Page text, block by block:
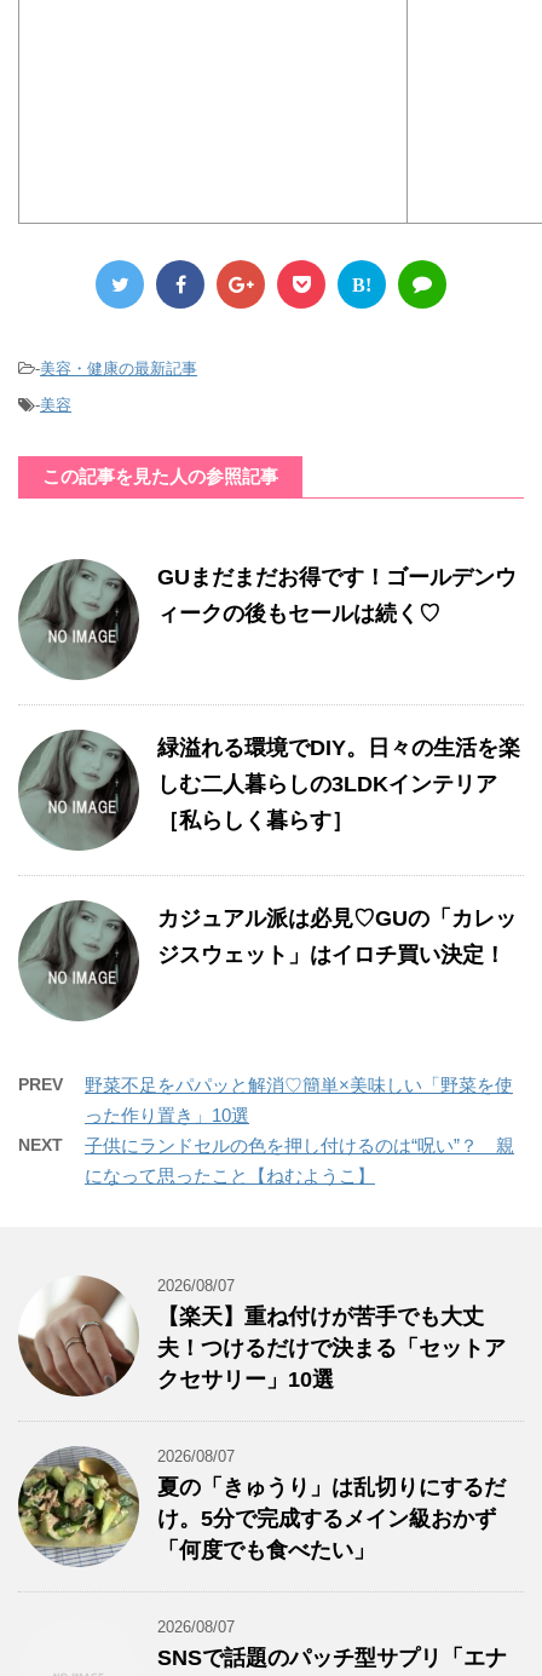
B!
-美容・健康の最新記事
-美容
この記事を見た人の参照記事
GUまだまだお得です！ゴールデンウ
ィークの後もセールは続く♡
緑溢れる環境でDIY。日々の生活を楽
しむ二人暮らしの3LDKインテリア
［私らしく暮らす］
カジュアル派は必見♡GUの「カレッ
ジスウェット」はイロチ買い決定！
PREV
野菜不足をパパッと解消♡簡単×美味しい「野菜を使
った作り置き」10選
NEXT
子供にランドセルの色を押し付けるのは“呪い”？ 親
になって思ったこと【ねむようこ】
2026/08/07
【楽天】重ね付けが苦手でも大丈
夫！つけるだけで決まる「セットア
クセサリー」10選
2026/08/07
夏の「きゅうり」は乱切りにするだ
け。5分で完成するメイン級おかず
「何度でも食べたい」
2026/08/07
SNSで話題のパッチ型サプリ「エナ